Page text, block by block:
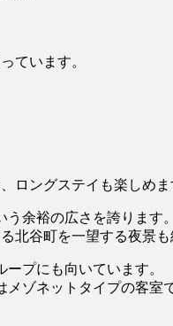
ています。
ロングステイも楽しめま
余裕の広さを誇ります。
谷町を一望する夜景も
プにも向いています。
ゾネットタイプの客室